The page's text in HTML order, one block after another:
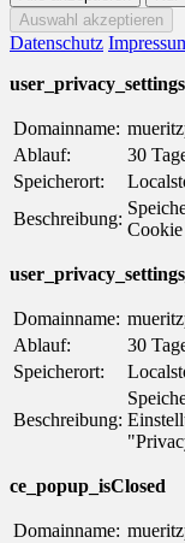
Datenschutz
user_privacy_settings
Domainname:
Ablauf:
30
Speicherort:
Beschreibung:
Domainname:
Ablauf:
30
Speicherort:
Beschreibung:
ce_popup_isClosed
Domainname: